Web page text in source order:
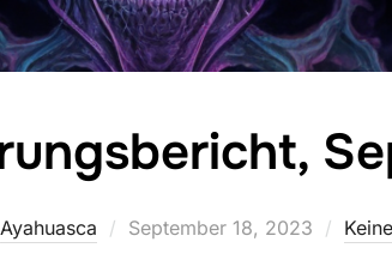
Ayahuasca
Veröffentlicht
September 18, 2023